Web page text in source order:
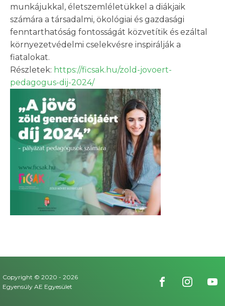
munkájukkal, életszemléletükkel a diákjaik
számára a társadalmi, ökológiai és gazdasági
fenntarthatóság fontosságát közvetítik és ezáltal
környezetvédelmi cselekvésre inspirálják a
fiatalokat.
Részletek: https://ficsak.hu/zold-jovoert-
pedagogus-dij-2024/
Copyright © 2020 - 2026
Egyensúly AE Egyesület